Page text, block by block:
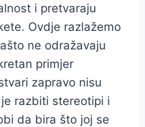
i pretvaraju
Ovdje razlažemo
ne odražavaju
primjer
zapravo nisu
razbiti stereotipi i
da bira što joj se